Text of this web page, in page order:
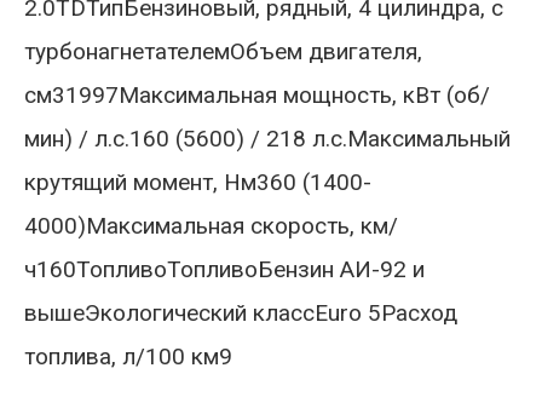
2.0TDТипБензиновый, рядный, 4 цилиндра, с
турбонагнетателемОбъем двигателя,
см31997Максимальная мощность, кВт (об/
мин) / л.с.160 (5600) / 218 л.с.Максимальный
крутящий момент, Нм360 (1400-
4000)Максимальная скорость, км/
ч160ТопливоТопливоБензин АИ-92 и
вышеЭкологический классEuro 5Расход
топлива, л/100 км9